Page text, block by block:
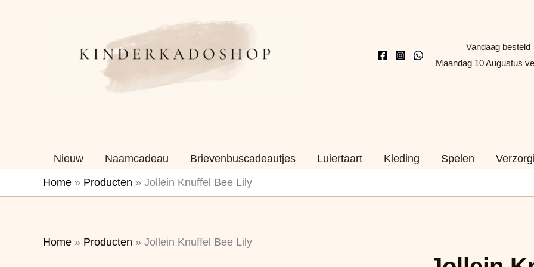
Vandaag besteld
Maandag 10 Augustus
Nieuw Naamcadeau Brievenbuscadeautjes Luiertaart Kleding Spelen
Home » Producten » Jollein Knuffel Bee Lily
Home » Producten » Jollein Knuffel Bee Lily
prijs
prijs
Bee